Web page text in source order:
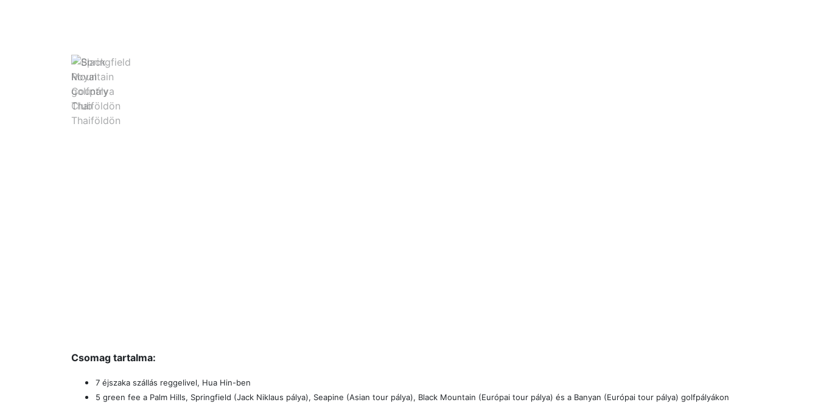
Csomag tartalma:
7 éjszaka szállás reggelivel, Hua Hin-ben
5 green fee a Palm Hills, Springfield (Jack Niklaus pálya), Seapine (Asian tour pálya), Black Mountain (Európai tour pálya) és a Banyan (Európai tour pálya) golfpályákon